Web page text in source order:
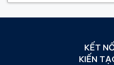
KẾT
KIẾN